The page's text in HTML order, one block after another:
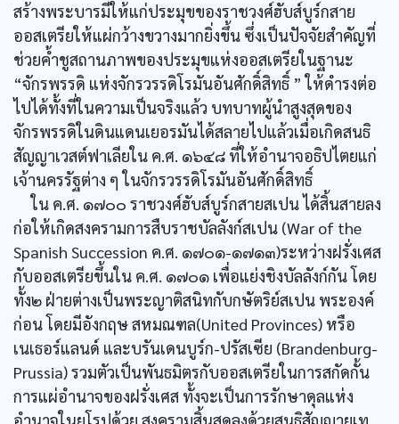
สร้างพระบารมีให้แก่ประมุขของราชวงศ์ฮับส์บูร์กสาย
ออสเตรียให้แผ่กว้างขวางมากยิ่งขึ้น ซึ่งเป็นปัจจัยสำคัญที่
ช่วยค้ำชูสถานภาพของประมุขแห่งออสเตรียในฐานะ
“จักรพรรดิ แห่งจักรวรรดิโรมันอันศักดิ์สิทธิ์ ” ให้ดำรงต่อ
ไปได้ทั้งที่ในความเป็นจริงแล้ว บทบาทผู้นำสูงสุดของ
จักรพรรดิในดินแดนเยอรมันได้สลายไปแล้วเมื่อเกิดสนธิ
สัญญาเวสต์ฟาเลียใน ค.ศ. ๑๖๔๘ ที่ให้อำนาจอธิปไตยแก่
เจ้านครรัฐต่าง ๆ ในจักรวรรดิโรมันอันศักดิ์สิทธิ์
ใน ค.ศ. ๑๗๐๐ ราชวงศ์ฮับส์บูร์กสายสเปน ได้สิ้นสายลง
ก่อให้เกิดสงครามการสืบราชบัลลังก์สเปน (War of the
Spanish Succession ค.ศ. ๑๗๐๑-๑๗๑๓)ระหว่างฝรั่งเศส
กับออสเตรียขึ้นใน ค.ศ. ๑๗๐๑ เพื่อแย่งชิงบัลลังก์กัน โดย
ทั้ง๒ ฝ่ายต่างเป็นพระญาติสนิทกับกษัตริย์สเปน พระองค์
ก่อน โดยมีอังกฤษ สหมณฑล(United Provinces) หรือ
เนเธอร์แลนด์ และบรันเดนบูร์ก-ปรัสเซีย (Brandenburg-
Prussia) รวมตัวเป็นพันธมิตรกับออสเตรียในการสกัดกั้น
การแผ่อำนาจของฝรั่งเศส ทั้งจะเป็นการรักษาดุลแห่ง